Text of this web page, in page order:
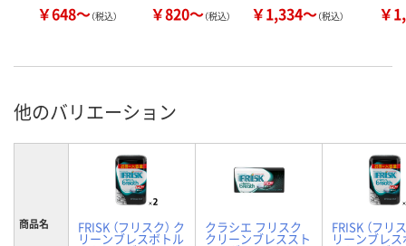
￥648～（税込） ￥820～（税込） ￥1,334～（税込） ￥
他のバリエーション
商品名 FRISK （フリスク） ク
リーンブレスボトル
クラシエ フリスク
クリーンブレススト
FRISK （フリ
リーンブレ